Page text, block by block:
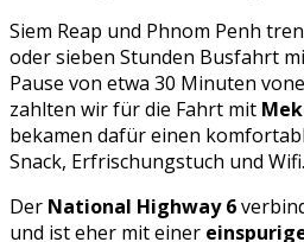
Siem Reap und Phnom Penh
oder sieben Stunden Busfahrt
Pause von etwa 30 Minuten
zahlten wir für die Fahrt mit
bekamen dafür einen
Snack, Erfrischungstuch und Wifi.
Der National Highway 6
und ist eher mit einer